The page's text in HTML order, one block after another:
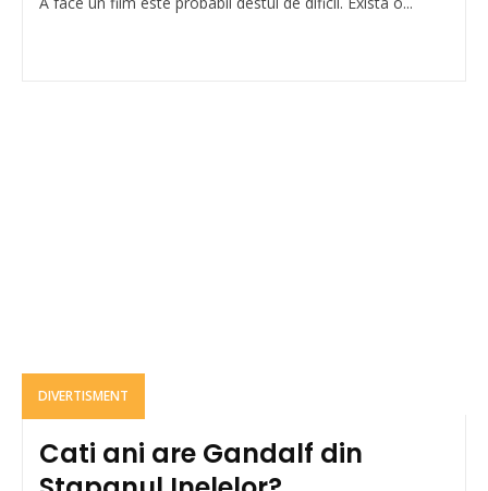
DIVERTISMENT
Cati ani are Gandalf din